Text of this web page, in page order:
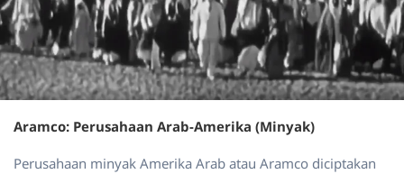
Aramco: Perusahaan Arab-Amerika (Minyak)
Perusahaan minyak Amerika Arab atau Aramco diciptakan